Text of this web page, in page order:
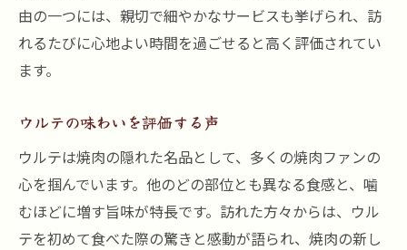
由の一つには、親切で細やかなサービスも挙げられ、訪
れるたびに心地よい時間を過ごせると高く評価されてい
ます。
ウルテの味わいを評価する声
ウルテは焼肉の隠れた名品として、多くの焼肉ファンの
心を掴んでいます。他のどの部位とも異なる食感と、噛
むほどに増す旨味が特長です。訪れた方々からは、ウル
テを初めて食べた際の驚きと感動が語られ、焼肉の新し